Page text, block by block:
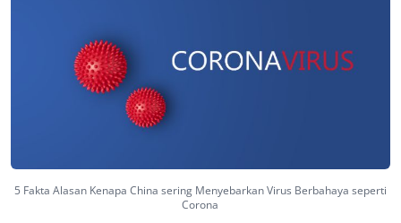
5 Fakta Alasan Kenapa China sering Menyebarkan Virus Berbahaya seperti
Corona